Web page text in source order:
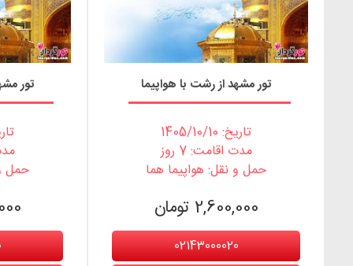
تور مشهد از رشت با هواپیما
تاریخ: 1405/10/10
مدت اقامت: 7 روز
حمل و نقل: هواپیما هما
2,600,000 تومان
02143000020
تور
حمل